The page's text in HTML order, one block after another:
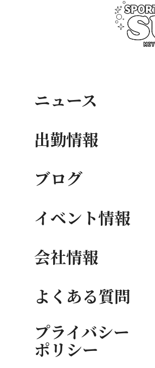
ニュース
出勤情報
ブログ
イベント情報
会社情報
よくある質問
プライバシー
ポリシー